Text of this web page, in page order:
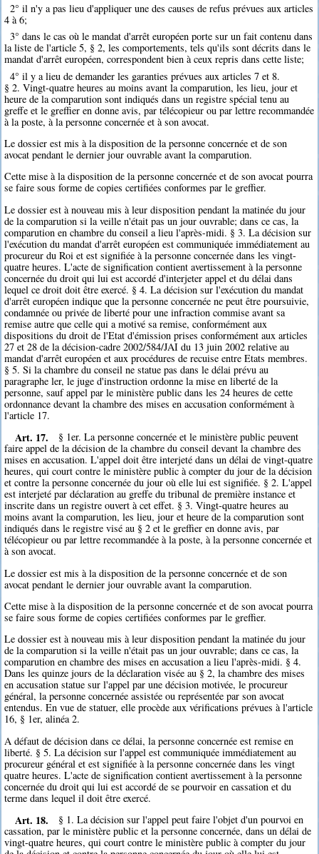
2° il n'y a pas lieu d'appliquer une des causes de refus prévues aux articles
4 à 6;
3° dans le cas où le mandat d'arrêt européen porte sur un fait contenu dans
la liste de l'article 5, § 2, les comportements, tels qu'ils sont décrits dans le
mandat d'arrêt européen, correspondent bien à ceux repris dans cette liste;
4° il y a lieu de demander les garanties prévues aux articles 7 et 8.
§ 2. Vingt-quatre heures au moins avant la comparution, les lieu, jour et
heure de la comparution sont indiqués dans un registre spécial tenu au
greffe et le greffier en donne avis, par télécopieur ou par lettre recommandée
à la poste, à la personne concernée et à son avocat.
Le dossier est mis à la disposition de la personne concernée et de son
avocat pendant le dernier jour ouvrable avant la comparution.
Cette mise à la disposition de la personne concernée et de son avocat pourra
se faire sous forme de copies certifiées conformes par le greffier.
Le dossier est à nouveau mis à leur disposition pendant la matinée du jour
de la comparution si la veille n'était pas un jour ouvrable; dans ce cas, la
comparution en chambre du conseil a lieu l'après-midi. § 3. La décision sur
l'exécution du mandat d'arrêt européen est communiquée immédiatement au
procureur du Roi et est signifiée à la personne concernée dans les vingt-
quatre heures. L'acte de signification contient avertissement à la personne
concernée du droit qui lui est accordé d'interjeter appel et du délai dans
lequel ce droit doit être exercé. § 4. La décision sur l'exécution du mandat
d'arrêt européen indique que la personne concernée ne peut être poursuivie,
condamnée ou privée de liberté pour une infraction commise avant sa
remise autre que celle qui a motivé sa remise, conformément aux
dispositions du droit de l'Etat d'émission prises conformément aux articles
27 et 28 de la décision-cadre 2002/584/JAI du 13 juin 2002 relative au
mandat d'arrêt européen et aux procédures de recuise entre Etats membres.
§ 5. Si la chambre du conseil ne statue pas dans le délai prévu au
paragraphe ler, le juge d'instruction ordonne la mise en liberté de la
personne, sauf appel par le ministère public dans les 24 heures de cette
ordonnance devant la chambre des mises en accusation conformément à
l'article 17.
Art. 17.
§ 1er. La personne concernée et le ministère public peuvent
faire appel de la décision de la chambre du conseil devant la chambre des
mises en accusation. L'appel doit être interjeté dans un délai de vingt-quatre
heures, qui court contre le ministère public à compter du jour de la décision
et contre la personne concernée du jour où elle lui est signifiée. § 2. L'appel
est interjeté par déclaration au greffe du tribunal de première instance et
inscrite dans un registre ouvert à cet effet. § 3. Vingt-quatre heures au
moins avant la comparution, les lieu, jour et heure de la comparution sont
indiqués dans le registre visé au § 2 et le greffier en donne avis, par
télécopieur ou par lettre recommandée à la poste, à la personne concernée et
à son avocat.
Le dossier est mis à la disposition de la personne concernée et de son
avocat pendant le dernier jour ouvrable avant la comparution.
Cette mise à la disposition de la personne concernée et de son avocat pourra
se faire sous forme de copies certifiées conformes par le greffier.
Le dossier est à nouveau mis à leur disposition pendant la matinée du jour
de la comparution si la veille n'était pas un jour ouvrable; dans ce cas, la
comparution en chambre des mises en accusation a lieu l'après-midi. § 4.
Dans les quinze jours de la déclaration visée au § 2, la chambre des mises
en accusation statue sur l'appel par une décision motivée, le procureur
général, la personne concernée assistée ou représentée par son avocat
entendus. En vue de statuer, elle procède aux vérifications prévues à l'article
16, § 1er, alinéa 2.
A défaut de décision dans ce délai, la personne concernée est remise en
liberté. § 5. La décision sur l'appel est communiquée immédiatement au
procureur général et est signifiée à la personne concernée dans les vingt
quatre heures. L'acte de signification contient avertissement à la personne
concernée du droit qui lui est accordé de se pourvoir en cassation et du
terme dans lequel il doit être exercé.
Art. 18.
§ 1. La décision sur l'appel peut faire l'objet d'un pourvoi en
cassation, par le ministère public et la personne concernée, dans un délai de
vingt-quatre heures, qui court contre le ministère public à compter du jour